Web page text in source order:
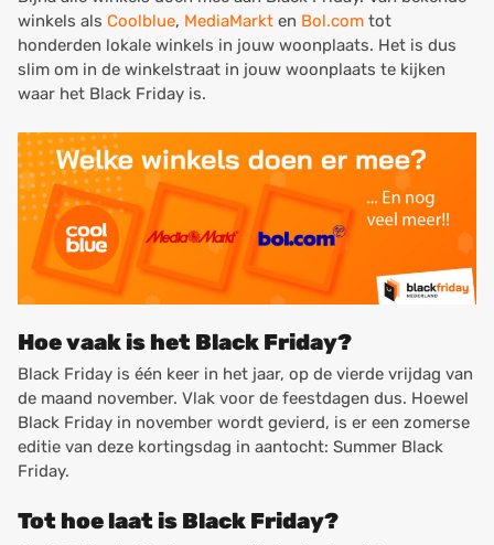
winkels als Coolblue, MediaMarkt en Bol.com tot
honderden lokale winkels in jouw woonplaats. Het is dus
slim om in de winkelstraat in jouw woonplaats te kijken
waar het Black Friday is.
Hoe vaak is het Black Friday?
Black Friday is één keer in het jaar, op de vierde vrijdag van
de maand november. Vlak voor de feestdagen dus. Hoewel
Black Friday in november wordt gevierd, is er een zomerse
editie van deze kortingsdag in aantocht: Summer Black
Friday.
Tot hoe laat is Black Friday?